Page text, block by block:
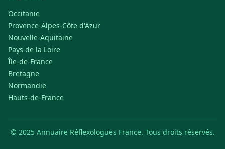
Occitanie
Provence-Alpes-Côte d'Azur
Nouvelle-Aquitaine
Pays de la Loire
Île-de-France
Bretagne
Normandie
Hauts-de-France
© 2025 Annuaire Réflexologues France. Tous droits réservés.